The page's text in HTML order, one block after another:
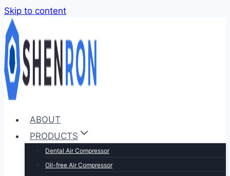
Skip to content
ABOUT
PRODUCTS
Dental Air Compressor
Oil-free Air Compressor